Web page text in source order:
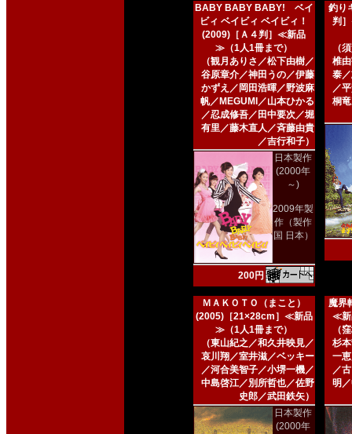
BABY BABY BABY! ベイ
ビィ ベイビィ ベイビィ！
(2009)［Ａ４判］≪新品
≫（1人1冊まで）
（観月ありさ／松下由樹／
谷原章介／神田うの／伊藤
かずえ／岡田浩暉／野波麻
帆／MEGUMI／山本ひかる
／忍成修吾／田中要次／堀
有里／藤木直人／斉藤由貴
／吉行和子）
日本製作
(2000年
～)
2009年製
作（製作
国 日本）
200円
釣り
判
（
椎
泰
／
桐
ＭＡＫＯＴＯ（まこと）
(2005)［21×28cm］≪新品
≫（1人1冊まで）
（東山紀之／和久井映見／
哀川翔／室井滋／ベッキー
／河合美智子／小堺一機／
中島啓江／別所哲也／佐野
史郎／武田鉄矢）
日本製作
(2000年
魔界
≪新
（
杉
一
／
明